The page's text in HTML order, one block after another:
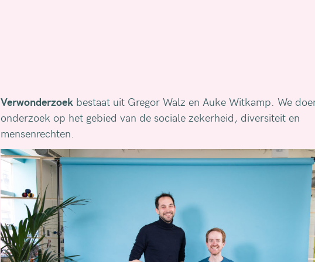
Verwonderzoekbestaat uit Gregor Walz en Auke Witkamp. We
onderzoek op het gebied van de sociale zekerheid, diversiteit en
mensenrechten.